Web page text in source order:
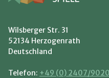
Wilsberger Str. 31
52134 Herzogenrath
Deutschland
Telefon: +49 (0) 2407/